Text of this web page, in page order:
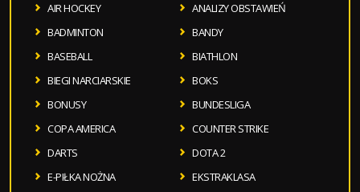
AIR HOCKEY
ANALIZY OBSTAWIEŃ
BADMINTON
BANDY
BASEBALL
BIATHLON
BIEGI NARCIARSKIE
BOKS
BONUSY
BUNDESLIGA
COPA AMERICA
COUNTER STRIKE
DARTS
DOTA 2
E-PIŁKA NOŻNA
EKSTRAKLASA